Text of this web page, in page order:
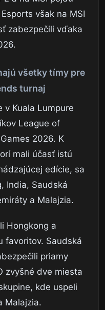
však na MSI
zabezpečili vďaka
všetky tímy pre
turnaj
v Kuala Lumpure
League of
2026. K
mali účasť istú
edície, sa
India, Saudská
a Malajzia.
Hongkong a
favoritov. Saudská
priamy
zvyšné dve miesta
kde uspeli
Malajzia.